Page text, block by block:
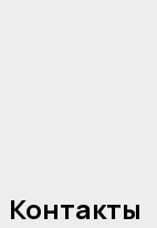
Контакты